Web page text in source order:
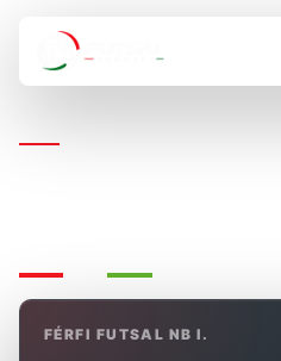
FÉRFI FUTSAL NB I.